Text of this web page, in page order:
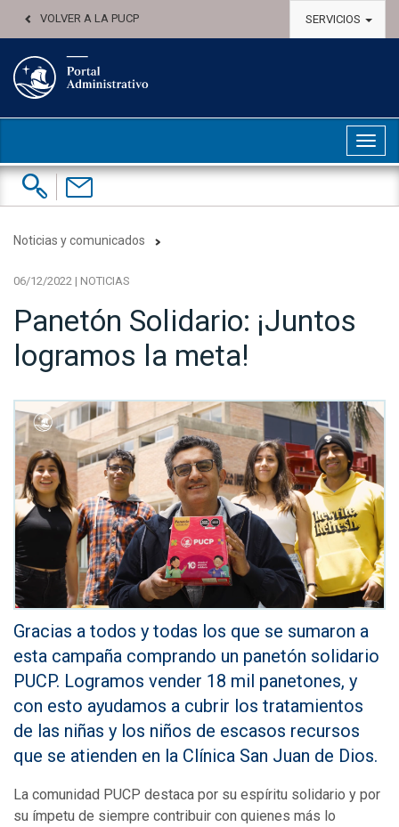
VOLVER A LA PUCP SERVICIOS
Buscar:
Contáctenos
Noticias y comunicados
06/12/2022 | NOTICIAS
Panetón Solidario: ¡Juntos
logramos la meta!
Gracias a todos y todas los que se sumaron a
esta campaña comprando un panetón solidario
PUCP. Logramos vender 18 mil panetones, y
con esto ayudamos a cubrir los tratamientos
de las niñas y los niños de escasos recursos
que se atienden en la Clínica San Juan de Dios.
La comunidad PUCP destaca por su espíritu solidario y por
su ímpetu de siempre contribuir con quienes más lo